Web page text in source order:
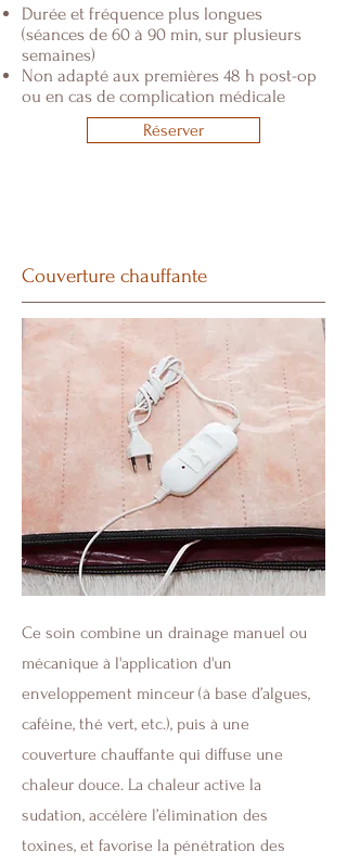
Durée et fréquence plus longues
(séances de 60 à 90 min, sur plusieurs
semaines)
Non adapté aux premières 48 h post-op
ou en cas de complication médicale
Réserver
Couverture chauffante
Ce soin combine un drainage manuel ou
mécanique à l'application d'un
enveloppement minceur (à base d’algues,
caféine, thé vert, etc.), puis à une
couverture chauffante qui diffuse une
chaleur douce. La chaleur active la
sudation, accélère l’élimination des
toxines, et favorise la pénétration des